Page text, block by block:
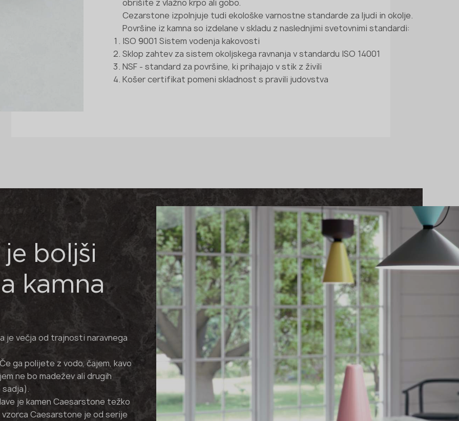
obrišite z vlažno krpo ali gobo.
Cezarstone izpolnjuje tudi ekološke varnostne standarde za ljudi in okolje.
Površine iz kamna so izdelane v skladu z naslednjimi svetovnimi standardi:
ISO 9001 Sistem vodenja kakovosti
Sklop zahtev za sistem okoljskega ravnanja v standardu ISO 14001
NSF - standard za površine, ki prihajajo v stik z živili
Košer certifikat pomeni skladnost s pravili judovstva
boljši
kamna
je večja od trajnosti naravnega
ga polijete z vodo, čajem, kavo
ne bo madežev ali drugih
je kamen Caesarstone težko
Caesarstone je od serije